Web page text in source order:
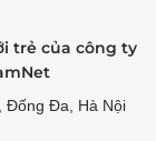
trẻ của công ty
Đống Đa, Hà Nội